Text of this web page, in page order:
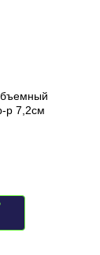
р 7,2см